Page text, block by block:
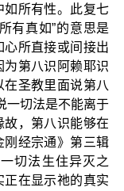
如所有性。此复七
有真如”的意思是
所直接或间接出
第八识阿赖耶识
圣教里面说第八
一切法是不能离于
，第八识能够在
刚经宗通》第三辑
切法生住异灭之
在显示祂的真实